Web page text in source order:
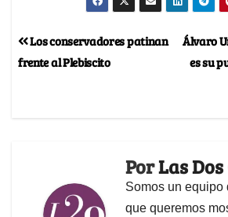
Álvaro
es su
Los conservadores patinan
frente al Plebiscito
PorLas
Somos un equipo
que queremos